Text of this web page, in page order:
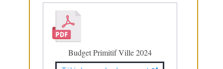
Budget Primitif Ville 2024